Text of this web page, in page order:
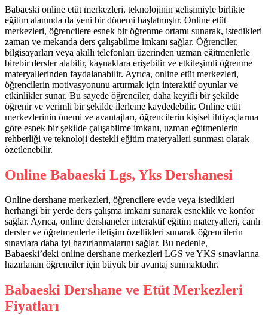
Babaeski online etüt merkezleri, teknolojinin gelişimiyle birlikte
eğitim alanında da yeni bir dönemi başlatmıştır. Online etüt
merkezleri, öğrencilere esnek bir öğrenme ortamı sunarak, istedikleri
zaman ve mekanda ders çalışabilme imkanı sağlar. Öğrenciler,
bilgisayarları veya akıllı telefonları üzerinden uzman eğitmenlerle
birebir dersler alabilir, kaynaklara erişebilir ve etkileşimli öğrenme
materyallerinden faydalanabilir. Ayrıca, online etüt merkezleri,
öğrencilerin motivasyonunu artırmak için interaktif oyunlar ve
etkinlikler sunar. Bu sayede öğrenciler, daha keyifli bir şekilde
öğrenir ve verimli bir şekilde ilerleme kaydedebilir. Online etüt
merkezlerinin önemi ve avantajları, öğrencilerin kişisel ihtiyaçlarına
göre esnek bir şekilde çalışabilme imkanı, uzman eğitmenlerin
rehberliği ve teknoloji destekli eğitim materyalleri sunması olarak
özetlenebilir.
Online Babaeski Lgs, Yks Dershanesi
Online dershane merkezleri, öğrencilere evde veya istedikleri
herhangi bir yerde ders çalışma imkanı sunarak esneklik ve konfor
sağlar. Ayrıca, online dershaneler interaktif eğitim materyalleri, canlı
dersler ve öğretmenlerle iletişim özellikleri sunarak öğrencilerin
sınavlara daha iyi hazırlanmalarını sağlar. Bu nedenle,
Babaeski’deki online dershane merkezleri LGS ve YKS sınavlarına
hazırlanan öğrenciler için büyük bir avantaj sunmaktadır.
Babaeski Dershane ve Etüt Merkezleri
Fiyatları